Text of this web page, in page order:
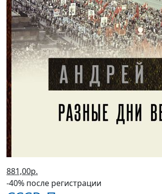
881,00р.
-40% после регистрации